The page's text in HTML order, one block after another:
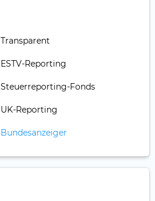
Transparent
ESTV-Reporting
Steuerreporting-Fonds
UK-Reporting
Bundesanzeiger